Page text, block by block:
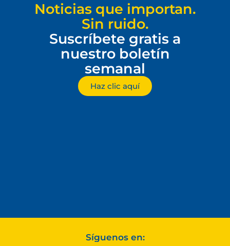
Noticias que importan.
Sin ruido.
Suscríbete gratis a
nuestro boletín
semanal
Haz clic aquí
Síguenos en: